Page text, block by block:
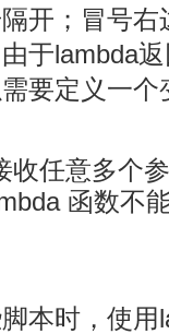
开；冒号
于lambda
要定义一个
意多个参
函数不
本时，使